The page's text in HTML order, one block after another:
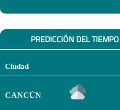
PREDICCIÓN DEL
Ciudad
CANCÚN